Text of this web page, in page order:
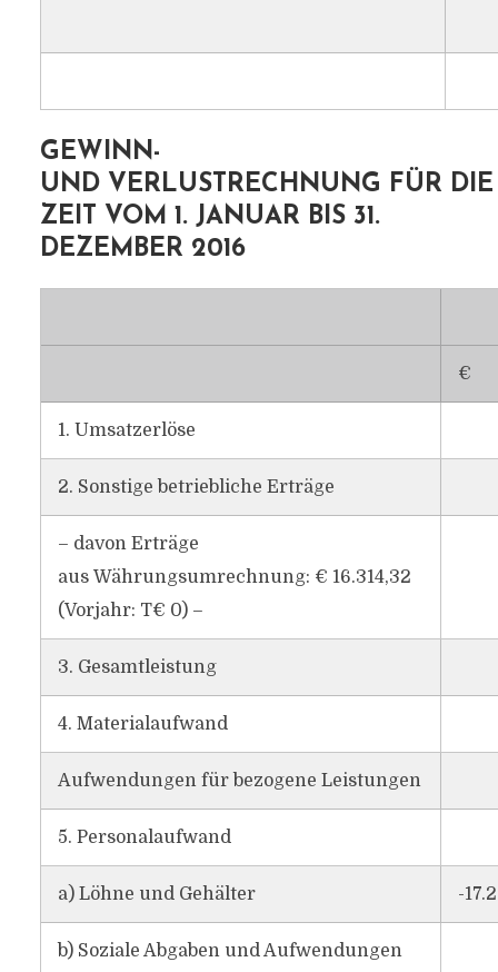
GEWINN-
UND VERLUSTRECHNUNG FÜR DIE
ZEIT VOM 1. JANUAR BIS 31.
DEZEMBER 2016
€
1. Umsatzerlöse
2. Sonstige betriebliche Erträge
– davon Erträge
aus Währungsumrechnung: € 16.314,32
(Vorjahr: T€ 0) –
3. Gesamtleistung
4. Materialaufwand
Aufwendungen für bezogene Leistungen
5. Personalaufwand
a) Löhne und Gehälter -
b) Soziale Abgaben und Aufwendungen